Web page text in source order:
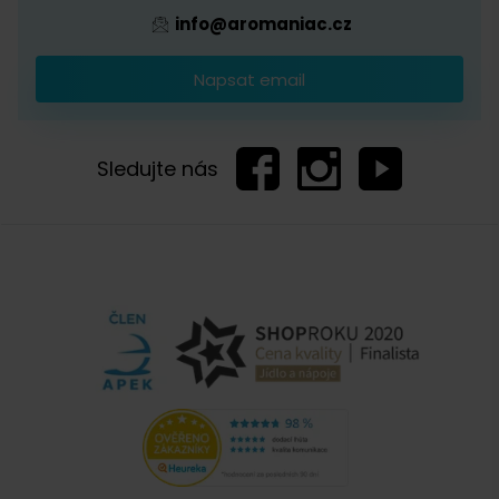
info@aromaniac.cz
Napsat email
Sledujte nás